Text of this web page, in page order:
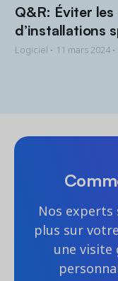
Q&R: Éviter
d’installations
Logiciel • 11 mars 2024
Nos
plus sur
une visite